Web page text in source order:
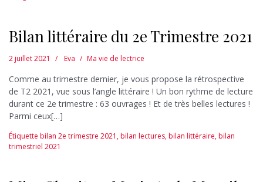
Bilan littéraire du 2e Trimestre 2021
2 juillet 2021 Eva Ma vie de lectrice
Comme au trimestre dernier, je vous propose la rétrospective
de T2 2021, vue sous l’angle littéraire ! Un bon rythme de lecture
durant ce 2e trimestre : 63 ouvrages ! Et de très belles lectures !
Parmi ceux[…]
Étiquette bilan 2e trimestre 2021 ,bilan lectures,bilan littéraire,bilan
trimestriel 2021